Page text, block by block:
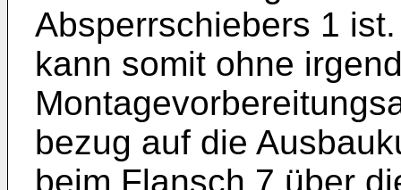
Absperrschiebers 1
kann somit ohne
bezug auf die
beim Flansch 7 über